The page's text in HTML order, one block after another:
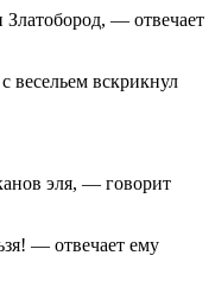
— отвечает
вскрикнул
эля, — говорит
— отвечает ему